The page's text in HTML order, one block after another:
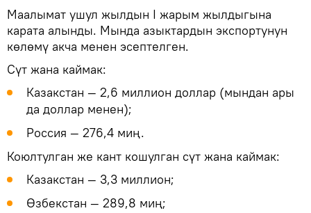
Маалымат ушул жылдын I жарым жылдыгына
карата алынды. Мында азыктардын экспортунун
көлөмү акча менен эсептелген.
Сүт жана каймак:
Казакстан — 2,6 миллион доллар (мындан ары
да доллар менен);
Россия — 276,4 миң.
Коюлтулган же кант кошулган сүт жана каймак:
Казакстан — 3,3 миллион;
Өзбекстан — 289,8 миң;